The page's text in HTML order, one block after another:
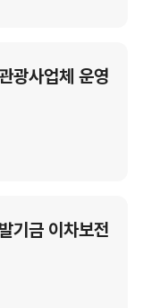
광사업체 운영
기금 이차보전